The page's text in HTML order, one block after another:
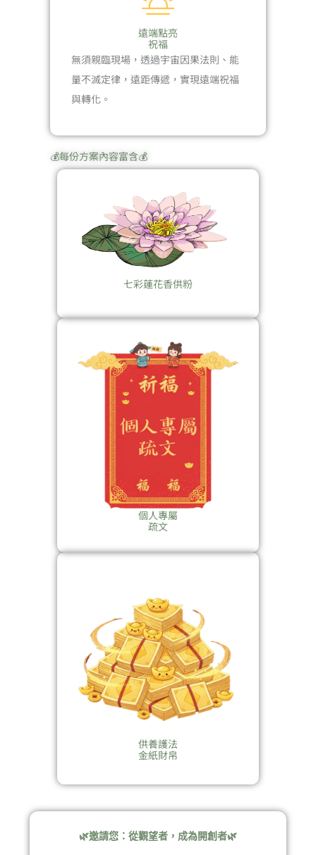
遠端點亮
祝福
無須親臨現場，透過宇宙因果法則、能
量不滅定律，遠距傳遞，實現遠端祝福
與轉化。
💰每份方案內容富含💰
七彩蓮花香供粉
個人專屬
疏文
供養護法
金紙財帛
🌿邀請您：從觀望者，成為開創者🌿